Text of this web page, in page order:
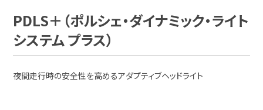
PDLS＋（ポルシェ・ダイナミック・ライト
システム プラス）
夜間走行時の安全性を高めるアダプティブヘッドライト